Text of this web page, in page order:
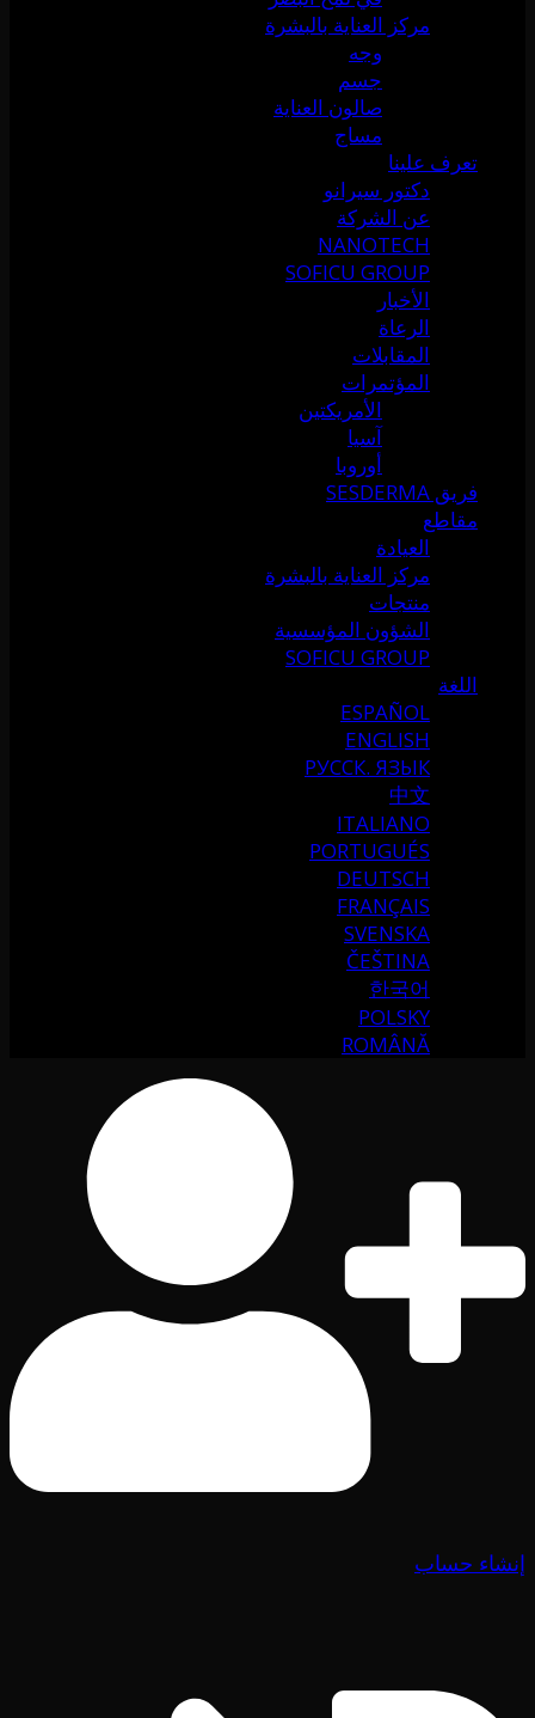
مركز العناية بالبشرة
وجه
جسم
صالون العناية
مساج
تعرف علينا
دكتور سيرانو
عن الشركة
NANOTECH
SOFICU GROUP
الأخبار
الرعاة
المقابلات
المؤتمرات
الأمريكتين
آسيا
أوروبا
فريق SESDERMA
مقاطع
العيادة
مركز العناية بالبشرة
منتجات
الشؤون المؤسسية
SOFICU GROUP
اللغة
ESPAÑOL
ENGLISH
РУССК. ЯЗЫК
中文
ITALIANO
PORTUGUÉS
DEUTSCH
FRANÇAIS
SVENSKA
ČEŠTINA
한국어
POLSKY
ROMÂNĂ
إنشاء حساب